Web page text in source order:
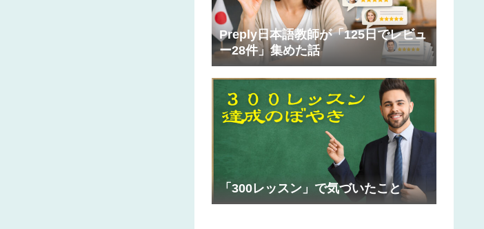
Preply日本語教師が「125日でレビュ
ー28件」集めた話
「300レッスン」で気づいたこと